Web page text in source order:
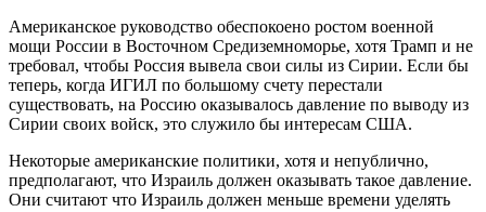
Американское руководство обеспокоено ростом военной
мощи России в Восточном Средиземноморье, хотя Трамп и не
требовал, чтобы Россия вывела свои силы из Сирии. Если бы
теперь, когда ИГИЛ по большому счету перестали
существовать, на Россию оказывалось давление по выводу из
Сирии своих войск, это служило бы интересам США.
Некоторые американские политики, хотя и непублично,
предполагают, что Израиль должен оказывать такое давление.
Они считают что Израиль должен меньше времени уделять